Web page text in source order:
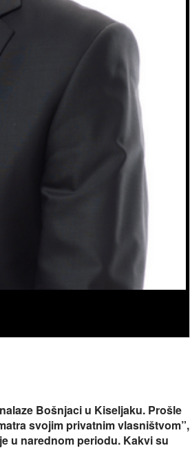
Bošnjaci u Kiseljaku. Prošle
svojim privatnim vlasništvom”,
u narednom periodu. Kakvi su